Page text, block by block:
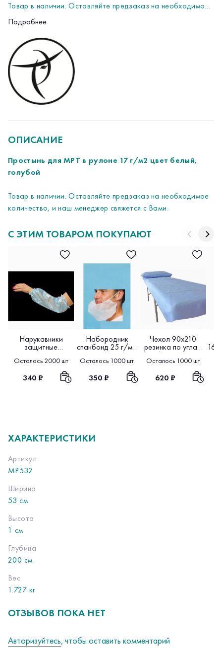
Товар в наличии. Оставляйте предзаказ на необходимое
количество, и наш менеджер свяжется с Вами.
Подробнее
ОПИСАНИЕ
Простынь для МРТ в рулоне 17 г/м2 цвет белый,
голубой
Товар в наличии. Оставляйте предзаказ на необходимое
количество, и наш менеджер свяжется с Вами.
С ЭТИМ ТОВАРОМ ПОКУПАЮТ
Нарукавники
защитные
спанбонд 40 10
пар в упаковке
Осталось 2000 шт
340 ₽
Набородник
спанбонд 25 г/м2
Осталось 1000 шт
350 ₽
Чехол 90х210
резинка по углам
спанбонд 25 10 шт
в упаковке
Осталось 1000 шт
620 ₽
ХАРАКТЕРИСТИКИ
Артикул
МР532
Ширина
53 см
Высота
1 см
Глубина
200 см
Вес
1.727 кг
ОТЗЫВОВ ПОКА НЕТ
Авторизуйтесь, чтобы оставить комментарий